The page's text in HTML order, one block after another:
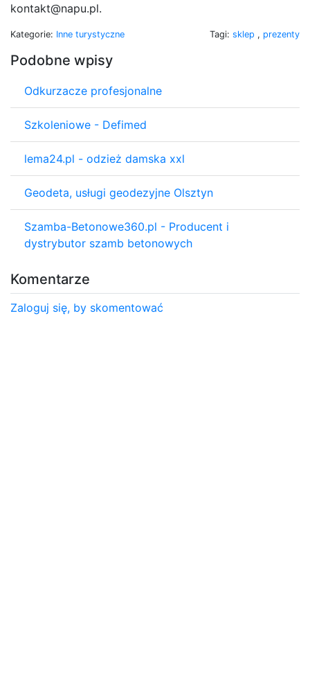
kontakt@napu.pl.
Kategorie: Inne turystyczne Tagi: sklep , prezenty
Podobne wpisy
Odkurzacze profesjonalne
Szkoleniowe - Defimed
lema24.pl - odzież damska xxl
Geodeta, usługi geodezyjne Olsztyn
Szamba-Betonowe360.pl - Producent i
dystrybutor szamb betonowych
Komentarze
Zaloguj się, by skomentować